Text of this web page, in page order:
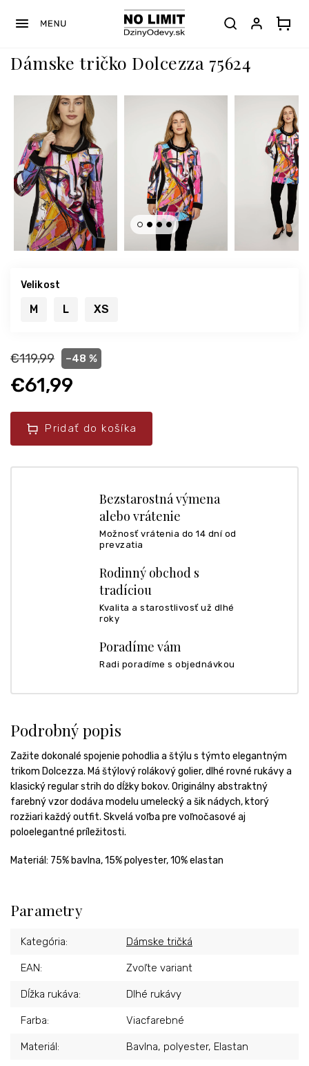
Dámske tričko Dolcezza 75624
€119,99 –48 %
€61,99
Pridať do košíka
Velikost
M L XS
Bezstarostná výmena
alebo vrátenie
Možnosť vrátenia do 14 dní od
prevzatia
Rodinný obchod s
tradíciou
Kvalita a starostlivosť už dlhé
roky
Poradíme vám
Radi poradíme s objednávkou
Podrobný popis
Zažite dokonalé spojenie pohodlia a štýlu s týmto elegantným
trikom Dolcezza. Má štýlový rolákový golier, dlhé rovné rukávy a
klasický regular strih do dĺžky bokov. Originálny abstraktný
farebný vzor dodáva modelu umelecký a šik nádych, ktorý
rozžiari každý outfit. Skvelá voľba pre voľnočasové aj
poloelegantné príležitosti.
Materiál: 75% bavlna, 15% polyester, 10% elastan
Parametry
Kategória: Dámske tričká
EAN: Zvoľte variant
Dĺžka rukáva: Dlhé rukávy
Farba: Viacfarebné
Materiál: Bavlna, polyester, Elastan